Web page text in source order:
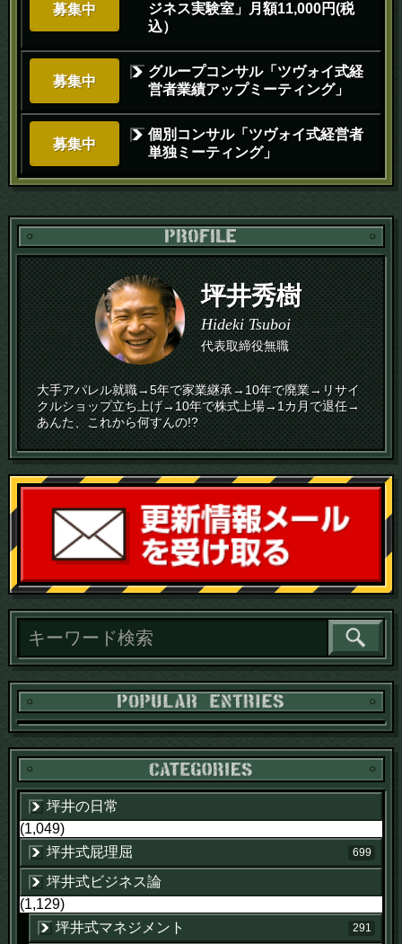
募集中
ジネス実験室」月額11,000円(税
込）
募集中
グループコンサル「ツヴォイ式経
営者業績アップミーティング」
募集中
個別コンサル「ツヴォイ式経営者
単独ミーティング」
坪井秀樹
Hideki Tsuboi
代表取締役無職
大手アパレル就職→5年で家業継承→10年で廃業→リサイ
クルショップ立ち上げ→10年で株式上場→1カ月で退任→
あんた、これから何すんの!?
読
坪井の日常
(1,049)
坪井式屁理屈
699
坪井式ビジネス論
(1,129)
坪井式マネジメント
291